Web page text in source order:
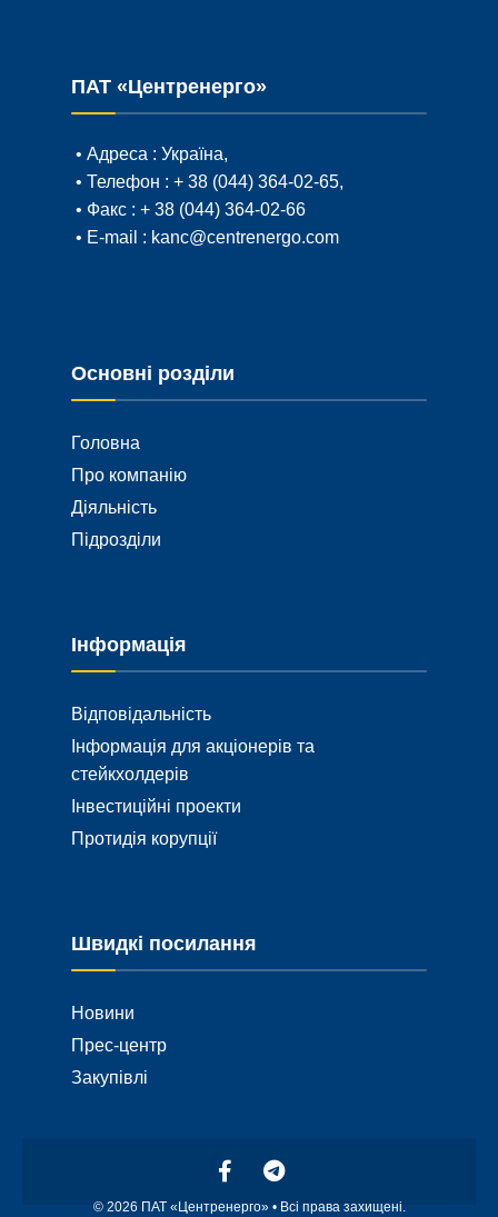
ПАТ «Центренерго»
• Адреса : Україна,
• Телефон : + 38 (044) 364-02-65
• Факс : + 38 (044) 364-02-66
• E-mail : kanc@centrenergo.com
Основні розділи
Головна
Про компанію
Діяльність
Підрозділи
Інформація
Відповідальність
Інформація для акціонерів та
стейкхолдерів
Інвестиційні проекти
Протидія корупції
Швидкі посилання
Новини
Прес-центр
Закупівлі
© 2026 ПАТ «Центренерго» • Всі права захищені.